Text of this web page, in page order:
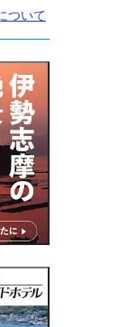
ついて